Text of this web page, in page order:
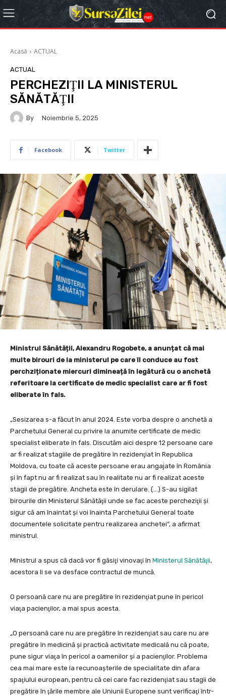
Acasă ACTUAL
ACTUAL
PERCHEZIŢII LA MINISTERUL
SĂNĂTĂŢII
By Noiembrie 5, 2025
Facebook Twitter
Ministrul Sănătății, Alexandru Rogobete, a anunțat că mai
multe birouri de la ministerul pe care îl conduce au fost
perchziționate miercuri dimineață în legătură cu o anchetă
referitoare la certificate de medic specialist care ar fi fost
eliberate în fals.
„Sesizarea s-a făcut în anul 2024. Este vorba despre o anchetă a
Parchetului General cu privire la anumite certificate de medic
specialist eliberate în fals. Discutăm aici despre 12 persoane care
ar fi realizat stagiile de pregătire în rezidenţiat în Republica
Moldova, cu toate că aceste persoane erau angajate în România
şi în fapt nu ar fi realizat sau în realitate nu ar fi realizat aceste
stagii de pregătire. Ancheta este în derulare. (…) S-au sigilat
birourile din Ministerul Sănătăţii unde se fac aceste percheziţii şi
sigur că am înaintat şi voi înainta Parchetului General toate
documentele solicitate pentru realizarea anchetei”, a afirmat
ministrul.
Ministrul a spus că dacă vor fi găsiţi vinovaţi în Ministerul Sănătăţii,
acestora li se va desface contractul de muncă.
O persoană care nu are pregătire în rezidenţiat pune în pericol
viaţa pacienţilor, a mai spus acesta.
„O persoană care nu are pregătire în rezidenţiat sau care nu are
pregătire în medicină şi practică activitate medicală nu că poate,
pune sigur viaţa în pericol a oamenilor şi a pacienţilor. Problema
cea mai mare este la recunoaşterile de specialitate din afara
spaţiului european, pentru că cei care fac rezidenţiat sau stagii de
pregătire în ţările membre ale Uniunii Europene sunt verificaţi într-